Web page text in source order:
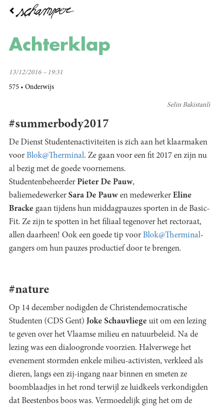
Overslaan
inhoud Achterklap
13/12/2016 – 19:31
575 Onderwijs
Selin Bakistanli
#summerbody2017
De Dienst Studentenactiviteiten is zich aan het klaarmaken
voor Blok@Therminal. Ze gaan voor een fit 2017 en zijn nu
al bezig met de goede voornemens.
Studentenbeheerder Pieter De Pauw,
baliemedewerker Sara De Pauw en medewerker Eline
Bracke gaan tijdens hun middagpauzes sporten in de Basic-
Fit. Ze zijn te spotten in het filiaal tegenover het rectoraat,
allen daarheen! Ook een goede tip voor Blok@Therminal-
gangers om hun pauzes productief door te brengen.
#nature
Op 14 december nodigden de Christendemocratische
Studenten (CDS Gent) Joke Schauvliege uit om een lezing
te geven over het Vlaamse milieu en natuurbeleid. Na de
lezing was een dialoogronde voorzien. Halverwege het
evenement stormden enkele milieu-activisten, verkleed als
dieren, langs een zij-ingang naar binnen en smeten ze
boomblaadjes in het rond terwijl ze luidkeels verkondigden
dat Beestenbos boos was. Vermoedelijk ging het om de